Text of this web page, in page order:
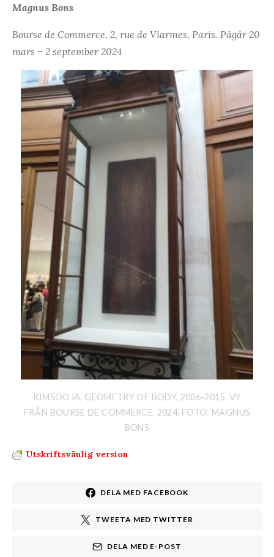
Magnus Bons
Bourse de Commerce, 2, rue de Viarmes, Paris. Pågår 20
mars – 2 september 2024
KIMSOOJA, GEOMETRY OF BODY, 2006-2015. VY
FRÅN BOURSE DE COMMERCE, 2024. FOTO: MAGNUS
BONS
Utskriftsvänlig version
DELA MED FACEBOOK
TWEETA MED TWITTER
DELA MED E-POST